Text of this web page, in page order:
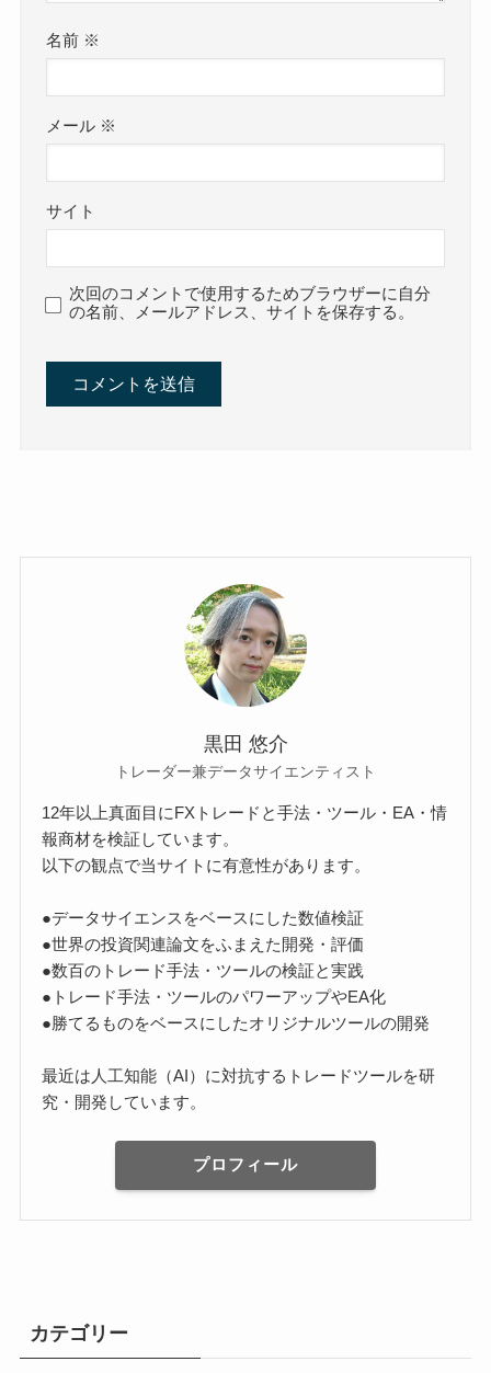
名前 ※
メール ※
サイト
次回のコメントで使用するためブラウザーに自分
の名前、メールアドレス、サイトを保存する。
黒田 悠介
トレーダー兼データサイエンティスト
12年以上真面目にFXトレードと手法・ツール・EA・情
報商材を検証しています。
以下の観点で当サイトに有意性があります。
●データサイエンスをベースにした数値検証
●世界の投資関連論文をふまえた開発・評価
●数百のトレード手法・ツールの検証と実践
●トレード手法・ツールのパワーアップやEA化
●勝てるものをベースにしたオリジナルツールの開発
最近は人工知能（AI）に対抗するトレードツールを研
究・開発しています。
プロフィール
カテゴリー